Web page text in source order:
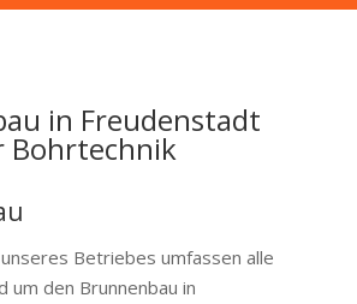
in Freudenstadt
Bohrtechnik
Betriebes umfassen alle
um den Brunnenbau in